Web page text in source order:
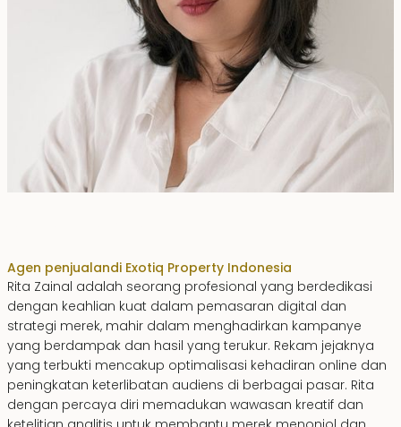
Agen penjualandi Exotiq Property Indonesia
Rita Zainal adalah seorang profesional yang berdedikasi
dengan keahlian kuat dalam pemasaran digital dan
strategi merek, mahir dalam menghadirkan kampanye
yang berdampak dan hasil yang terukur. Rekam jejaknya
yang terbukti mencakup optimalisasi kehadiran online dan
peningkatan keterlibatan audiens di berbagai pasar. Rita
dengan percaya diri memadukan wawasan kreatif dan